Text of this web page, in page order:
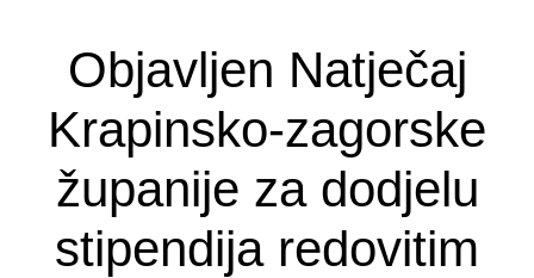
Objavljen Natječaj
Krapinsko-zagorske
županije za dodjelu
stipendija redovitim